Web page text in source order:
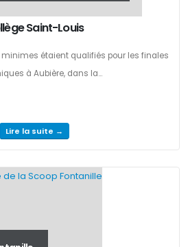
Saint-Louis
étaient qualifiés pour les finales
à Aubière, dans la...
Lire la suite →